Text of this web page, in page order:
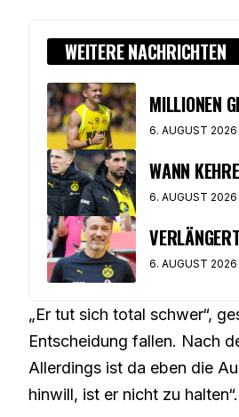
WEITERE NACHRICHTEN
MILLIONEN
6. AUGUST 2026
WANN
6. AUGUST 2026
6. AUGUST 2026
„Er tut sich total schwer“,
Entscheidung fallen. Nach
Allerdings ist da eben die
hinwill, ist er nicht zu